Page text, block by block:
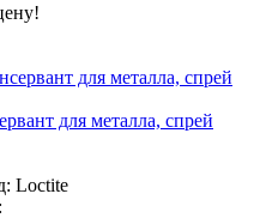
для металла, спрей
Loctite